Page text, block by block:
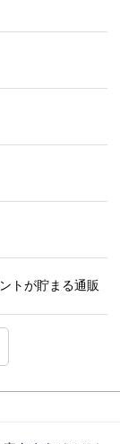
トが貯まる通販